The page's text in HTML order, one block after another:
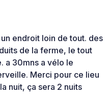
endroit loin de tout. des
de la ferme, le tout
a 30mns a vélo le
Merci pour ce lieu
nuit, ça sera 2 nuits